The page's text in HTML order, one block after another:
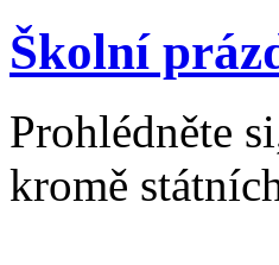
Školní
Prohlédněte
kromě